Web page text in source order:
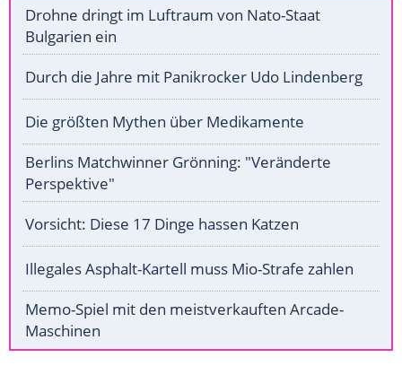
Drohne dringt im Luftraum von Nato-Staat
Bulgarien ein
Durch die Jahre mit Panikrocker Udo Lindenberg
Die größten Mythen über Medikamente
Berlins Matchwinner Grönning: "Veränderte
Perspektive"
Vorsicht: Diese 17 Dinge hassen Katzen
Illegales Asphalt-Kartell muss Mio-Strafe zahlen
Memo-Spiel mit den meistverkauften Arcade-
Maschinen